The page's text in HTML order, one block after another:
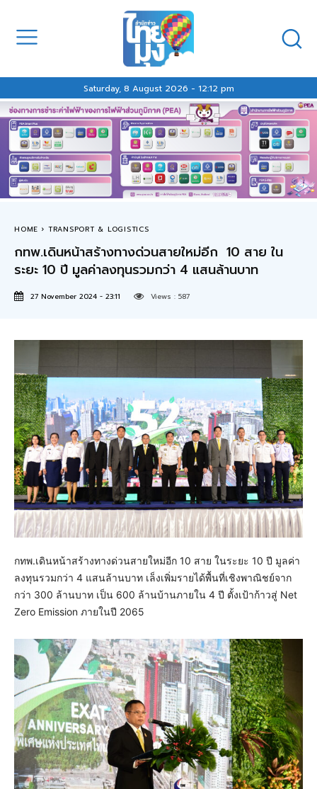
Saturday, 8 August 2026 - 12:12 pm
HOME TRANSPORT & LOGISTICS
กทพ.เดินหน้าสร้างทางด่วนสายใหม่อีก 10 สาย ใน
ระยะ 10 ปี มูลค่าลงทุนรวมกว่า 4 แสนล้านบาท
27 November 2024 - 23:11 Views : 587
กทพ.เดินหน้าสร้างทางด่วนสายใหม่อีก 10 สาย ในระยะ 10 ปี มูลค่า
ลงทุนรวมกว่า 4 แสนล้านบาท เล็งเพิ่มรายได้พื้นที่เชิงพาณิชย์จาก
กว่า 300 ล้านบาท เป็น 600 ล้านบ้านภายใน 4 ปี ตั้งเป้าก้าวสู่ Net
Zero Emission ภายในปี 2065